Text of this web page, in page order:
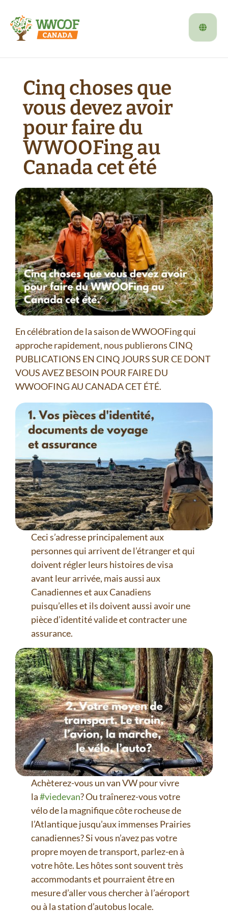
Cinq choses que
vous devez avoir
pour faire du
WWOOFing au
Canada cet été
En célébration de la saison de WWOOFing qui
approche rapidement, nous publierons CINQ
PUBLICATIONS EN CINQ JOURS SUR CE DONT
VOUS AVEZ BESOIN POUR FAIRE DU
WWOOFING AU CANADA CET ÉTÉ.⁠ ⁠
Ceci s’adresse principalement aux
personnes qui arrivent de l’étranger et qui
doivent régler leurs histoires de visa
avant leur arrivée, mais aussi aux
Canadiennes et aux Canadiens
puisqu’elles et ils doivent aussi avoir une
pièce d’identité valide et contracter une
assurance.
Achèterez-vous un van VW pour vivre
la#viedevan? Ou traînerez-vous votre
vélo de la magnifique côte rocheuse de
l’Atlantique jusqu’aux immenses Prairies
canadiennes? Si vous n’avez pas votre
propre moyen de transport, parlez-en à
votre hôte. Les hôtes sont souvent très
accommodants et pourraient être en
mesure d’aller vous chercher à l’aéroport
ou à la station d’autobus locale.⁠